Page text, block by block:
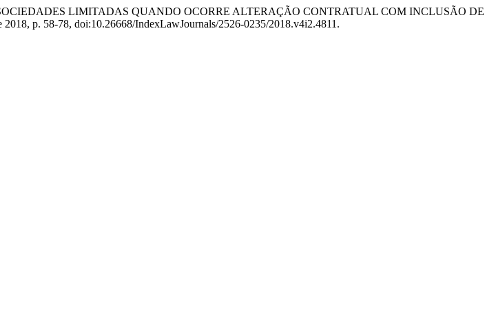
SOCIEDADES LIMITADAS QUANDO OCORRE ALTERAÇÃO CONTRATUAL COM INCLUSÃO DE
2018, p. 58-78, doi:10.26668/IndexLawJournals/2526-0235/2018.v4i2.4811.